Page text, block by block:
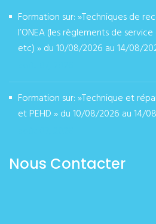
Formation sur: »Techniques de
l’ONEA (les règlements de
etc) » du 10/08/2026 au 14/08/
Formation sur: »Technique et
et PEHD » du 10/08/2026 au 14/
Nous Contacter